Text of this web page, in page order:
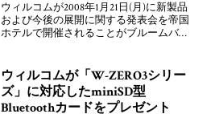
ウィルコムが2008年1月21日(月)に新製品
および今後の展開に関する発表会を帝国
ホテルで開催されることがブルームバー
ル（開発コード：R97）をはじめ，日本無
線や
ウィルコムが「W-ZERO3シリー
ズ」に対応したminiSD型
Bluetoothカードをプレゼント